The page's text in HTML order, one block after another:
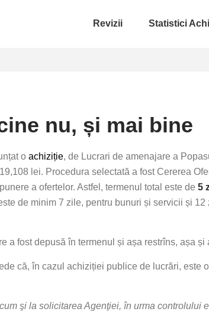
Revizii Statistici
nu, și mai bine
o achiziție, de Lucrari de amenajare a
lei. Procedura selectată a fost Cererea
a ofertelor. Astfel, termenul total este de 5
de minim 7 zile, pentru bunuri și servicii și
a fost depusă în termenul și așa restrîns, așa
că, în cazul achiziției publice de lucrări, este
şi la solicitarea Agenţiei, în urma controlului